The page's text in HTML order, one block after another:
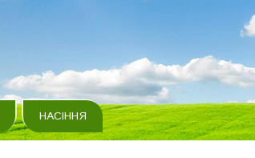
НАСІННЯ